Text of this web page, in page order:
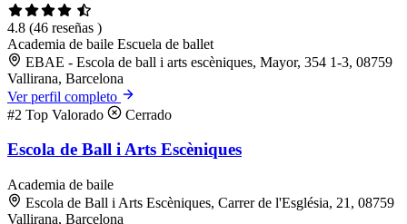
4.8 (46 reseñas )
Academia de baile Escuela de ballet
EBAE - Escola de ball i arts escèniques, Mayor, 354 1-3, 08759
Vallirana, Barcelona
Ver perfil completo
#2 Top Valorado Cerrado
Escola de Ball i Arts Escèniques
Academia de baile
Escola de Ball i Arts Escèniques, Carrer de l'Església, 21, 08759
Vallirana, Barcelona